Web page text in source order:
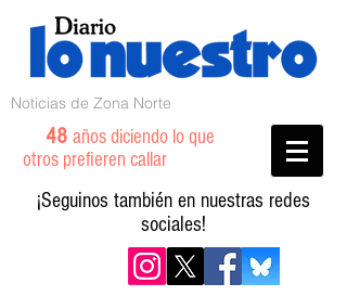
Noticias de Zona Norte
48 años diciendo lo que
otros prefieren callar
¡Seguinos también en nuestras redes
sociales!